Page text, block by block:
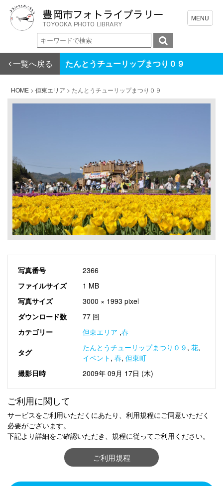
一覧へ戻る たんとうチューリップまつり０９
HOME > 但東エリア > たんとうチューリップまつり０９
写真番号
2366
ファイルサイズ
1 MB
写真サイズ
3000 × 1993 pixel
ダウンロード数
77 回
カテゴリー
但東エリア ,春
タグ たんとうチューリップまつり０９ , 花,
イベント , 春, 但東町
撮影日時
2009年 09月 17日 (木)
ご利用に関して
サービスをご利用いただくにあたり、利用規程にご同意いただく
必要がございます。
下記より詳細をご確認いただき、規程に従ってご利用ください。
ご利用規程